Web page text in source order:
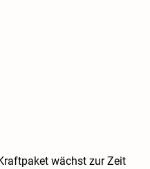
wächst zur Zeit